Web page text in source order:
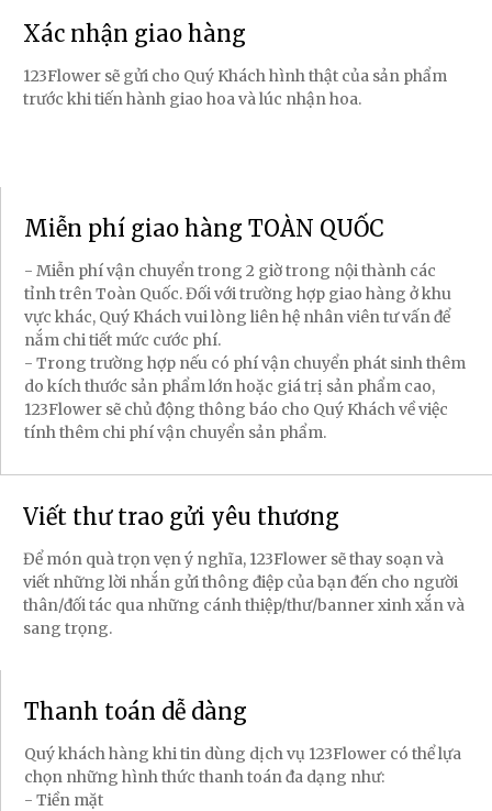
Xác nhận giao hàng
123Flower sẽ gửi cho Quý Khách hình thật của sản phẩm
trước khi tiến hành giao hoa và lúc nhận hoa.
Miễn phí giao hàng TOÀN QUỐC
- Miễn phí vận chuyển trong 2 giờ trong nội thành các
tỉnh trên Toàn Quốc. Đối với trường hợp giao hàng ở khu
vực khác, Quý Khách vui lòng liên hệ nhân viên tư vấn để
nắm chi tiết mức cước phí.
- Trong trường hợp nếu có phí vận chuyển phát sinh thêm
do kích thước sản phẩm lớn hoặc giá trị sản phẩm cao,
123Flower sẽ chủ động thông báo cho Quý Khách về việc
tính thêm chi phí vận chuyển sản phẩm.
Viết thư trao gửi yêu thương
Để món quà trọn vẹn ý nghĩa, 123Flower sẽ thay soạn và
viết những lời nhắn gửi thông điệp của bạn đến cho người
thân/đối tác qua những cánh thiệp/thư/banner xinh xắn và
sang trọng.
Thanh toán dễ dàng
Quý khách hàng khi tin dùng dịch vụ 123Flower có thể lựa
chọn những hình thức thanh toán đa dạng như:
- Tiền mặt